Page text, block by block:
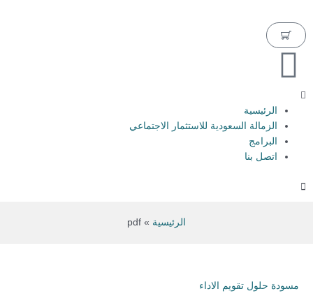
إلى
المحتوى
Cart
الرئيسية
الزمالة السعودية للاستثمار الاجتماعي
البرامج
اتصل بنا
الرئيسية pdf
مسودة حلول تقويم الاداء